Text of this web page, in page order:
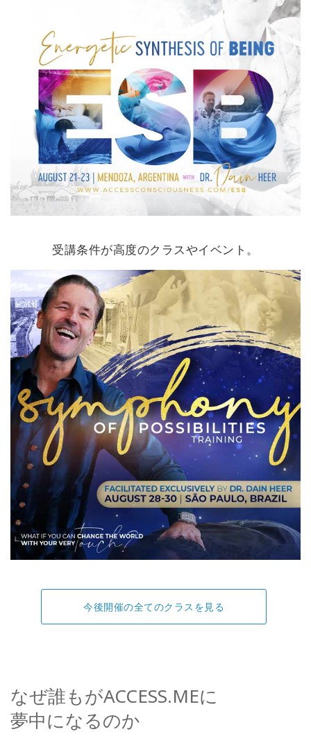
受講条件が高度のクラスやイベント。
今後開催の全てのクラスを見る
なぜ誰もがACCESS.MEに
夢中になるのか